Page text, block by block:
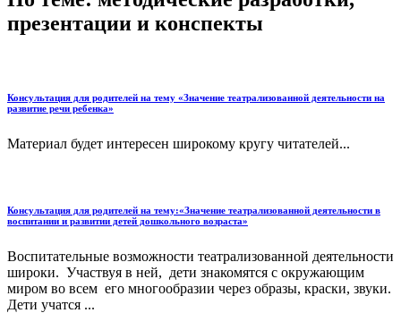
презентации и конспекты
Консультация для родителей на тему «Значение театрализованной деятельности на
развитие речи ребенка»
Материал будет интересен широкому кругу читателей...
Консультация для родителей на тему:«Значение театрализованной деятельности в
воспитании и развитии детей дошкольного возраста»
Воспитательные возможности театрализованной деятельности
широки. Участвуя в ней, дети знакомятся с окружающим
миром во всем его многообразии через образы, краски, звуки.
Дети учатся ...